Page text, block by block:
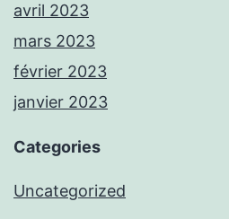
avril 2023
mars 2023
février 2023
janvier 2023
Categories
Uncategorized